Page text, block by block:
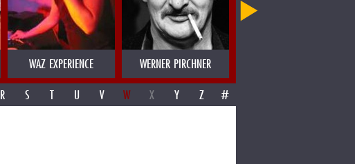
WAZ EXPERIENCE WERNER PIRCHNER
R S T U V W X Y Z #